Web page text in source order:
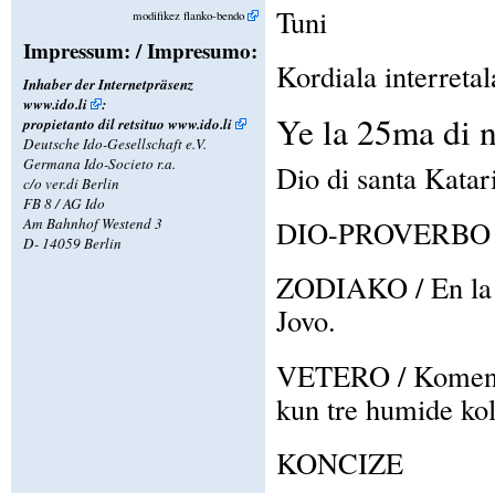
modifikez flanko-bendo
Impressum: / Impresumo:
Inhaber der Internetpräsenz
www.ido.li
:
propietanto dil retsituo www.ido.li
Deutsche Ido-Gesellschaft e.V.
Germana Ido-Societo r.a.
c/o ver.di Berlin
FB 8 / AG Ido
Am Bahnhof Westend 3
D- 14059 Berlin
Tuni
Kordiala
Ye la 25ma di
Dio di santa
DIO-PROVERBO
ZODIAKO / En la
Jovo.
VETERO /
kun tre humide
KONCIZE